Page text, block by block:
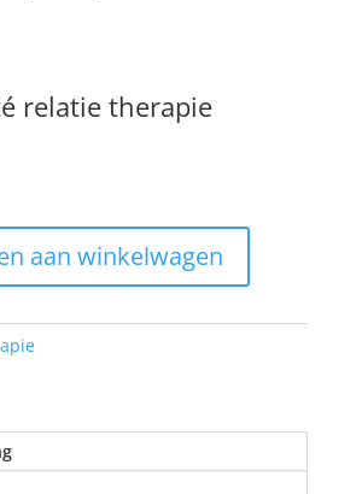
relatie therapie
aan winkelwagen